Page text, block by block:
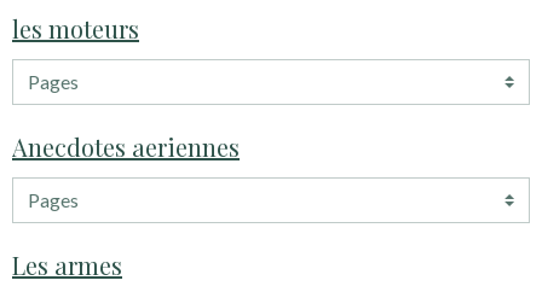
les moteurs
Anecdotes aeriennes
Les armes